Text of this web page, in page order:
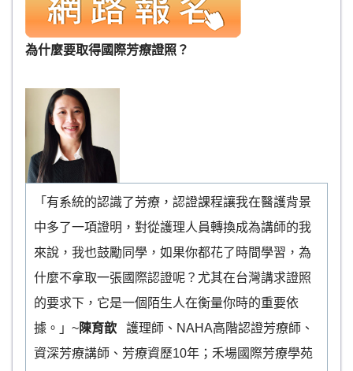
為什麼要取得國際芳療證照？
「有系統的認識了芳療，認證課程讓我在醫護背景
中多了一項證明，對從護理人員轉換成為講師的我
來說，我也鼓勵同學，如果你都花了時間學習，為
什麼不拿取一張國際認證呢？尤其在台灣講求證照
的要求下，它是一個陌生人在衡量你時的重要依
據。」~陳育歆 護理師、NAHA高階認證芳療師、
資深芳療講師、芳療資歷10年；禾場國際芳療學苑